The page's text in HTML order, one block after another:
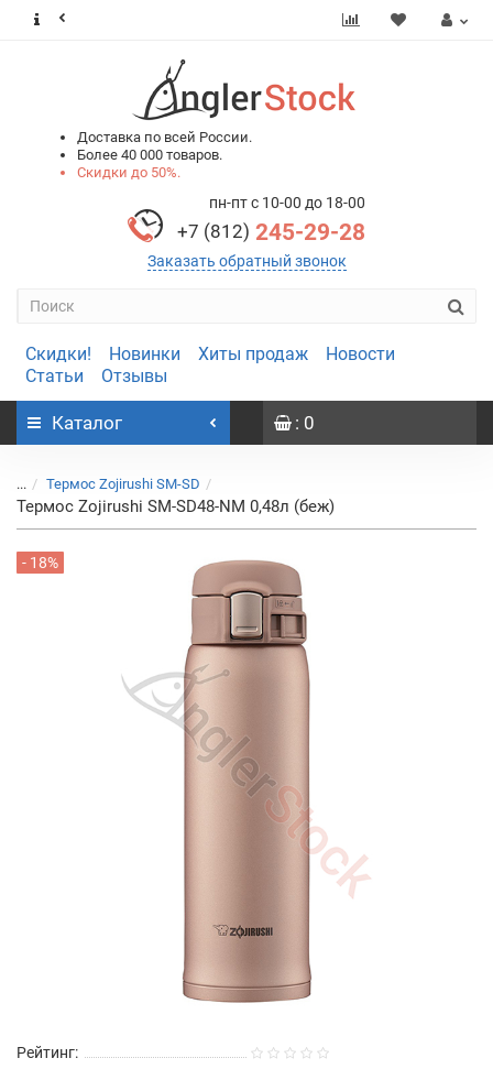
Доставка по всей России.
Более 40 000 товаров.
Скидки до 50%.
пн-пт с 10-00 до 18-00
+7 (812) 245-29-28
Заказать обратный звонок
Скидки! Новинки Хиты продаж
Новости
Статьи
Отзывы
Каталог : 0
... Термос Zojirushi SM-SD
Термос Zojirushi SM-SD48-NM 0,48л (беж)
- 18%
Рейтинг: